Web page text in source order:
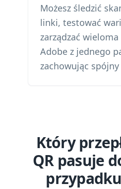
Możesz śledzić
linki, testować
zarządzać
Adobe z jednego
zachowując
Który
QR pasuje